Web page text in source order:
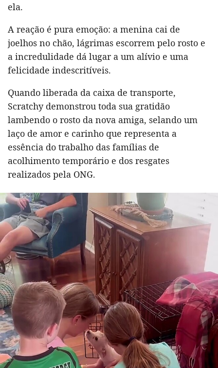
ela.
A reação é pura emoção: a menina cai de
joelhos no chão, lágrimas escorrem pelo rosto e
a incredulidade dá lugar a um alívio e uma
felicidade indescritíveis.
Quando liberada da caixa de transporte,
Scratchy demonstrou toda sua gratidão
lambendo o rosto da nova amiga, selando um
laço de amor e carinho que representa a
essência do trabalho das famílias de
acolhimento temporário e dos resgates
realizados pela ONG.